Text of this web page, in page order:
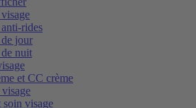
rides
jour
nuit
et CC crème
visage